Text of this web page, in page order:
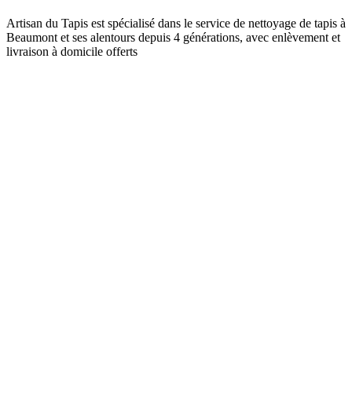
Artisan du Tapis est spécialisé dans le service de nettoyage de tapis à
Beaumont et ses alentours depuis 4 générations, avec enlèvement et
livraison à domicile offerts